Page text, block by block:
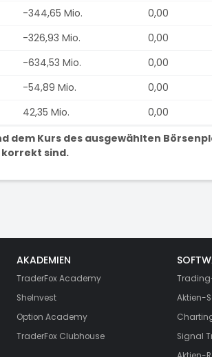
-344,65 Mio. 0,00
-326,93 Mio. 0,00
-634,53 Mio. 0,00
-54,89 Mio. 0,00
42,35 Mio. 0,00
dem Kurs des ausgewählten
sind.
AKADEMIEN
TraderFox Academy
SheInvest
Option Academy
TraderFox Clubhouse
Aktien-
Signal